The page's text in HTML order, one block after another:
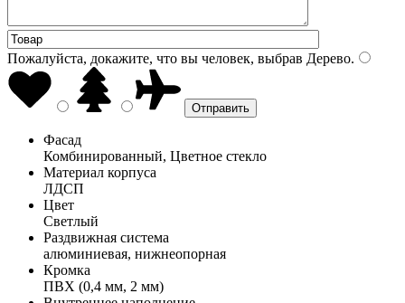
Пожалуйста, докажите, что вы человек, выбрав Дерево.
Фасад
Комбинированный, Цветное стекло
Материал корпуса
ЛДСП
Цвет
Светлый
Раздвижная система
алюминиевая, нижнеопорная
Кромка
ПВХ (0,4 мм, 2 мм)